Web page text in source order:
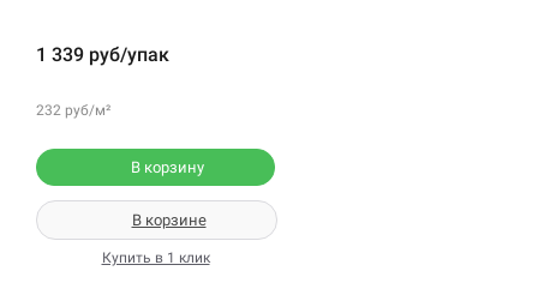
1 339 руб/упак
232 руб/м²
В корзину
В корзине
Купить в 1 клик